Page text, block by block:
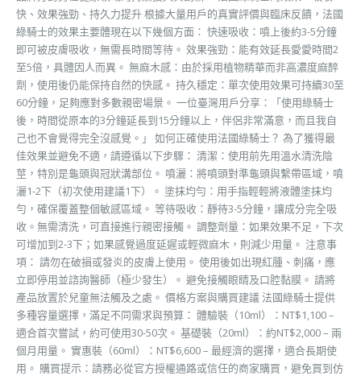
快、效果強勁、持久力提升 根據大量用戶的真實評價與臨床反饋，法國
綠騎士的效果主要體現在以下幾個方面： 快速吸收：噴上後約3-5分鐘
即可被皮膚吸收，無需長時間等待。 效果強勁：能有效延長愛愛時間2
至5倍，具體因人而異。 無麻木感：由於採用植物精華而非高濃度麻醉
劑，使用後仍能保持自然的快感。 持久穩定：單次使用效果可持續30至
60分鐘，足夠應對多數親密場景。 一位臺灣用戶分享：「使用綠騎士
後，時間從原本的3分鐘延長到15分鐘以上，伴侶非常滿意，而且我自
己也不會覺得完全沒感覺。」 如何正確使用法國綠騎士？ 為了獲得最
佳效果並避免不適，請遵循以下步驟： 清潔：使用前先用溫水清洗陰
莖，特別是龜頭與冠狀溝部位。 噴灑：將噴頭對準龜頭與繫帶區域，噴
灑1-2下（初次使用建議1下）。 塗抹均勻：用手指輕輕將液體塗抹均
勻，確保覆蓋整個敏感區域。 等待吸收：靜待3-5分鐘，讓成分完全吸
收。無需清洗，可直接進行親密接觸。 調整劑量：如果效果不足，下次
可增加到2-3下；如果感覺過度延遲或輕微麻木，則減少用量。 注意事
項： 請勿在破損或發炎的皮膚上使用。 使用後如出現紅腫、刺痛，應
立即停用並諮詢醫師（極少發生）。 避免接觸眼睛及口腔黏膜。 請將
產品放置於兒童無法觸及之處。 價格方案與購買建議 法國綠騎士提供
多種容量選擇，滿足不同需求與預算： 體驗裝（10ml）：NT$1,100 –
適合首次嘗試，約可使用30-50次。 基礎裝（20ml）：約NT$2,000 – 兩
個月用量。 實惠裝（60ml）：NT$6,600 – 最經濟的選擇，適合長期使
用。 購買提示：請務必從官方授權通路或信任的商家購買，避免買到仿